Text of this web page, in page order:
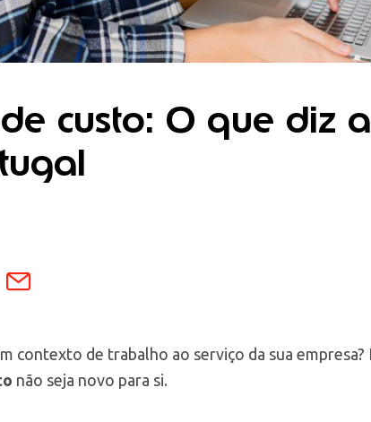
custo: O que diz
contexto de trabalho ao serviço da sua
não seja novo para si.